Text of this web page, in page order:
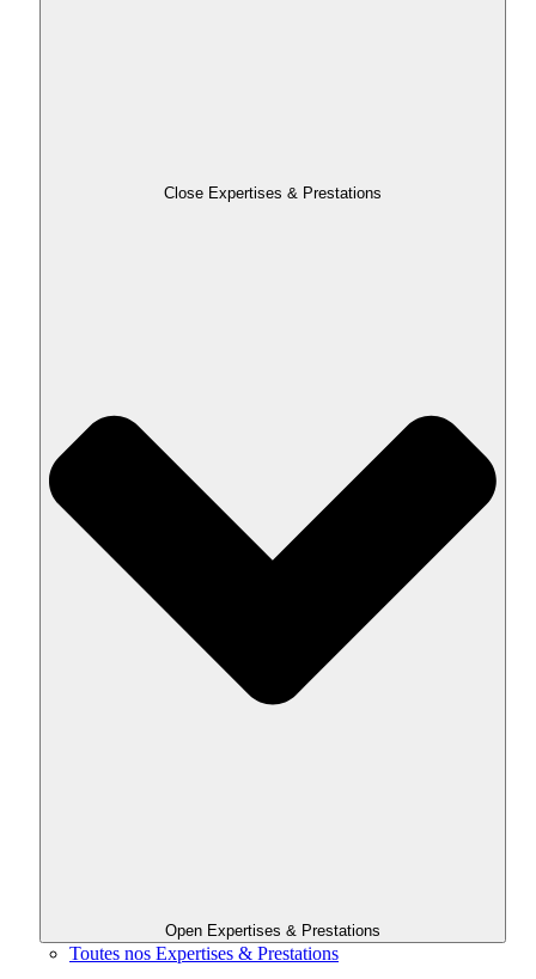
Close Expertises & Prestations
Open Expertises & Prestations
Toutes nos Expertises & Prestations